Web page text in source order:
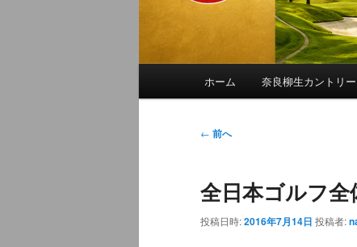
ホーム 奈良柳生カントリ
投
ビ
ー
← 前へ
全日本ゴルフ全
投稿日時:2016年7月14日 投稿者: